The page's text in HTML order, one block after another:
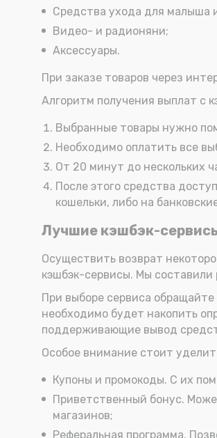
Средства ухода для малыша
Видео- и радионяни;
Аксессуары.
При заказе товаров через
Алгоритм получения выплат с
Выбранные товары нужно
Необходимо оплатить все
От 20 минут до нескольких
После этого средства
кошельки, либо на
Лучшие кэшбэк-
Осуществить возврат
кэшбэк-сервисы. Мы составили
При выборе сервиса
необходимо будет накопить
поддерживающие вывод
Особое внимание стоит
Купоны и промокоды. С их
Приветственный бонус.
магазинов;
Реферальная программа.